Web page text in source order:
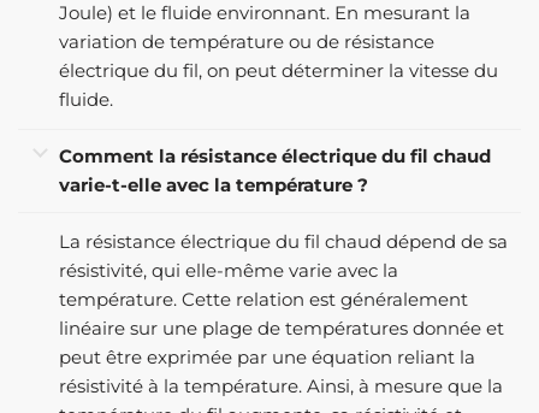
Joule) et le fluide environnant. En mesurant la
variation de température ou de résistance
électrique du fil, on peut déterminer la vitesse du
fluide.
Comment la résistance électrique du fil chaud
varie-t-elle avec la température ?
La résistance électrique du fil chaud dépend de sa
résistivité, qui elle-même varie avec la
température. Cette relation est généralement
linéaire sur une plage de températures donnée et
peut être exprimée par une équation reliant la
résistivité à la température. Ainsi, à mesure que la